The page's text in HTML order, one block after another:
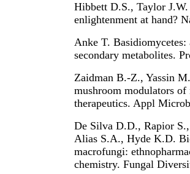
Hibbett D.S., Taylor
enlightenment at hand?
Anke T.
secondary metabolites.
Zaidman B.-Z., Yassin
mushroom modulators of
therapeutics. Appl
De Silva D.D., Rapior
Alias S.A., Hyde K.D.
macrofungi:
chemistry. Fungal